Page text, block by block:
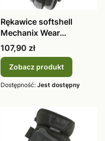
Rękawice softshell
Mechanix Wear
ColdWork FastFit
Cena
107,90 zł
Zobacz produkt
Dostępność: Jest dostępny